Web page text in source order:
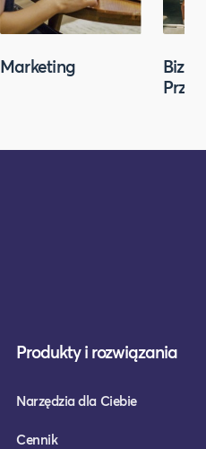
Marketing
Produkty i rozwiązania
Narzędzia dla Ciebie
Cennik